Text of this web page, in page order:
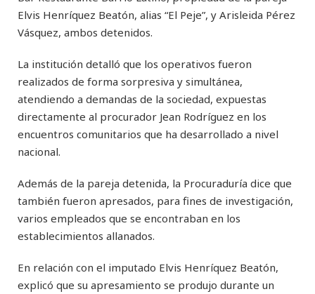
Elvis Henríquez Beatón, alias “El Peje”, y Arisleida Pérez
Vásquez, ambos detenidos.
La institución detalló que los operativos fueron
realizados de forma sorpresiva y simultánea,
atendiendo a demandas de la sociedad, expuestas
directamente al procurador Jean Rodríguez en los
encuentros comunitarios que ha desarrollado a nivel
nacional.
Además de la pareja detenida, la Procuraduría dice que
también fueron apresados, para fines de investigación,
varios empleados que se encontraban en los
establecimientos allanados.
En relación con el imputado Elvis Henríquez Beatón,
explicó que su apresamiento se produjo durante un